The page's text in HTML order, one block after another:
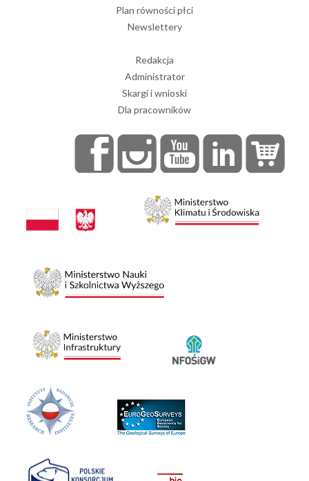
Plan równości płci
Newslettery
Redakcja
Administrator
Skargi i wnioski
Dla pracowników